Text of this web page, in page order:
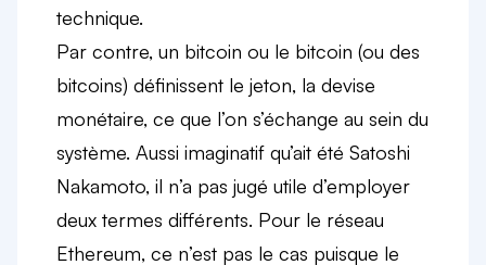
technique.
Par contre, un bitcoin ou le bitcoin (ou des
bitcoins) définissent le jeton, la devise
monétaire, ce que l’on s’échange au sein du
système. Aussi imaginatif qu’ait été Satoshi
Nakamoto, il n’a pas jugé utile d’employer
deux termes différents. Pour le réseau
Ethereum, ce n’est pas le cas puisque le